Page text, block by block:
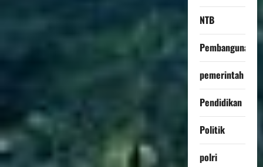
NTB
Pembangunan
pemerintah
Pendidikan
Politik
polri